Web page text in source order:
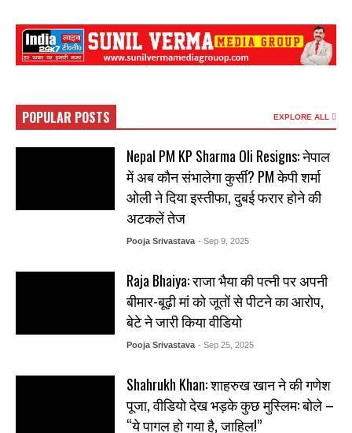
POPULAR POSTS EXPLORE ALL
Nepal PM KP Sharma Oli Resigns: नेपाल
में अब कौन संभालेगा कुर्सी? PM केपी शर्मा
ओली ने दिया इस्तीफा, दुबई फरार होने की
अटकलें तेज
Pooja Srivastava - Sep 9, 2025
Raja Bhaiya: राजा भैया की पत्नी पर अपनी
बीमार-बूढ़ी मां को जूतों से पीटने का आरोप,
बेटे ने जारी किया वीडियो
Pooja Srivastava - Sep 25, 2025
Shahrukh Khan: शाहरुख खान ने की गणेश
पूजा, वीडियो देख भड़के कुछ मुस्लिम: बोले –
“ये पागल हो गया है, जाहिल!”